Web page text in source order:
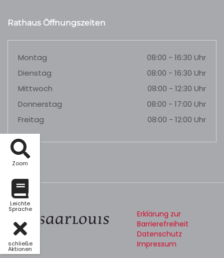
Zoom
Leichte
Sprache
schließe
Aktionen
Rathaus Öffnungszeiten
Montag
08:00 - 16:30 Uhr
Dienstag
08:00 - 16:30 Uhr
Mittwoch
08:00 - 12:30 Uhr
Donnerstag
08:00 - 17:00 Uhr
Freitag
08:00 - 12:00 Uhr
Erklärung zur
Barrierefreiheit
Datenschutz
Impressum